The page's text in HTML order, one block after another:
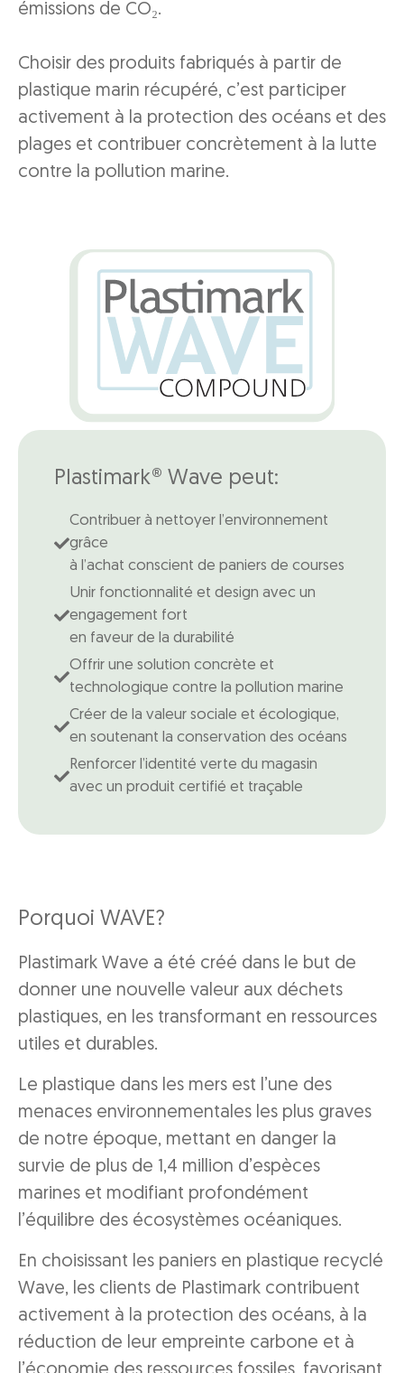
émissions de CO₂.
Choisir des produits fabriqués à partir de
plastique marin récupéré, c’est participer
activement à la protection des océans et des
plages et contribuer concrètement à la lutte
contre la pollution marine.
Plastimark® Wave peut:
Contribuer à nettoyer l’environnement
grâce
à l’achat conscient de paniers de courses
Unir fonctionnalité et design avec un
engagement fort
en faveur de la durabilité
Offrir une solution concrète et
technologique contre la pollution marine
Créer de la valeur sociale et écologique,
en soutenant la conservation des océans
Renforcer l’identité verte du magasin
avec un produit certifié et traçable
Porquoi WAVE?
Plastimark Wave a été créé dans le but de
donner une nouvelle valeur aux déchets
plastiques, en les transformant en ressources
utiles et durables.
Le plastique dans les mers est l’une des
menaces environnementales les plus graves
de notre époque, mettant en danger la
survie de plus de 1,4 million d’espèces
marines et modifiant profondément
l’équilibre des écosystèmes océaniques.
En choisissant les paniers en plastique recyclé
Wave, les clients de Plastimark contribuent
activement à la protection des océans, à la
réduction de leur empreinte carbone et à